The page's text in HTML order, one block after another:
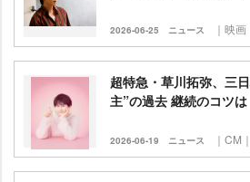
2026-06-25 ニュース ｜映画
超特急・草川拓弥、三
主”の過去 継続のコツ
2026-06-19 ニュース ｜CM｜